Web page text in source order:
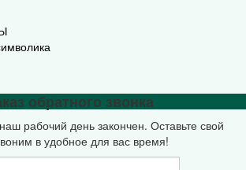
обратного звонка
рабочий день закончен. Оставьте свой
в удобное для вас время!